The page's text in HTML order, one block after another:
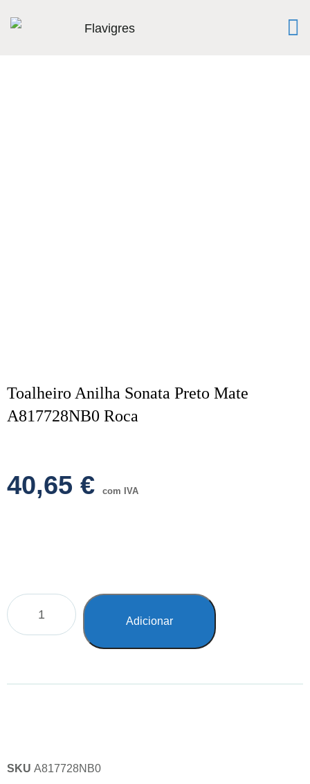
Toalheiro Anilha Sonata Preto Mate
A817728NB0 Roca
40,65 € com IVA
Adicionar
SKU A817728NB0